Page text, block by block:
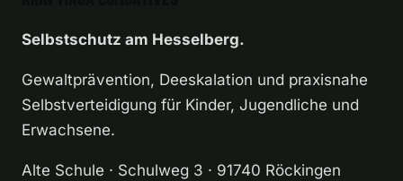
Selbstschutz am Hesselberg.
Gewaltprävention, Deeskalation und praxisnahe
Selbstverteidigung für Kinder, Jugendliche und
Erwachsene.
Alte Schule · Schulweg 3 · 91740 Röckingen